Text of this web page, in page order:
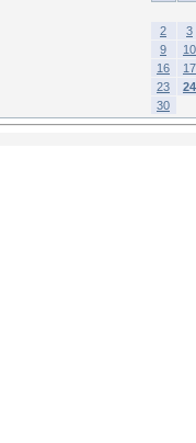
2
3
9
10
16
17
23
24
30